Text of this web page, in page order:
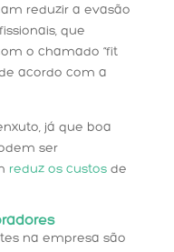
reduzir a evasão
que
o chamado “fit
acordo com a
já que boa
ser
reduz os custosde
na empresa são